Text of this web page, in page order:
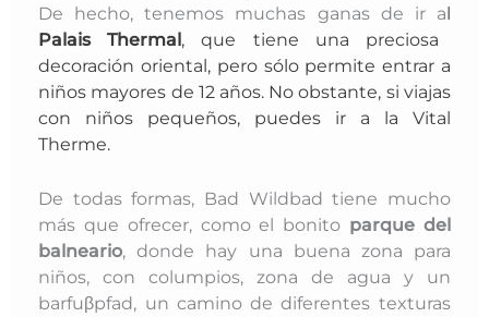
De hecho, tenemos muchas ganas de ir al
Palais Thermal, que tiene una preciosa
decoración oriental, pero sólo permite entrar a
niños mayores de 12 años. No obstante, si viajas
con niños pequeños, puedes ir a la Vital
Therme.
De todas formas, Bad Wildbad tiene mucho
más que ofrecer, como el bonito parque del
balneario, donde hay una buena zona para
niños, con columpios, zona de agua y un
barfuβpfad, un camino de diferentes texturas